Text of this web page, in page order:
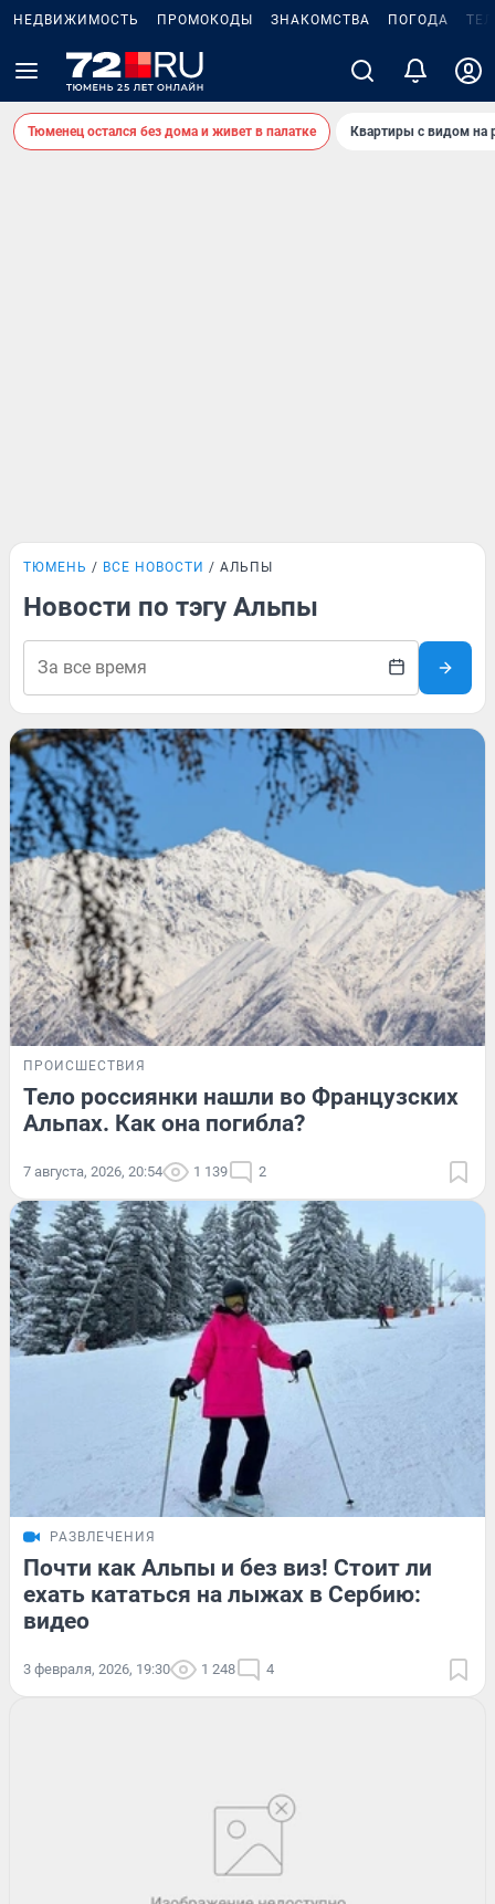
НЕДВИЖИМОСТЬ ПРОМОКОДЫ ЗНАКОМСТВА ПОГОДА
Тюменец остался без дома и живет в палатке Квартиры с видом на
ТЮМЕНЬ ВСЕ НОВОСТИ АЛЬПЫ
Новости по тэгу Альпы
ПРОИСШЕСТВИЯ
Тело россиянки нашли во Французских
Альпах. Как она погибла?
7 августа, 2026, 20:54 1 139 2
РАЗВЛЕЧЕНИЯ
Почти как Альпы и без виз! Стоит ли
ехать кататься на лыжах в Сербию:
видео
3 февраля, 2026, 19:30 1 248 4